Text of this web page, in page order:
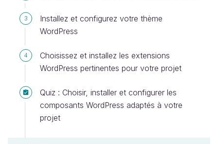
3
Installez et configurez votre thème
WordPress
4
Choisissez et installez les extensions
WordPress pertinentes pour votre projet
Quiz : Choisir, installer et configurer les
composants WordPress adaptés à votre
projet